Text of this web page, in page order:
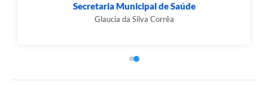
Secretaria Municipal de Saúde
Glaucia da Silva Corrêa